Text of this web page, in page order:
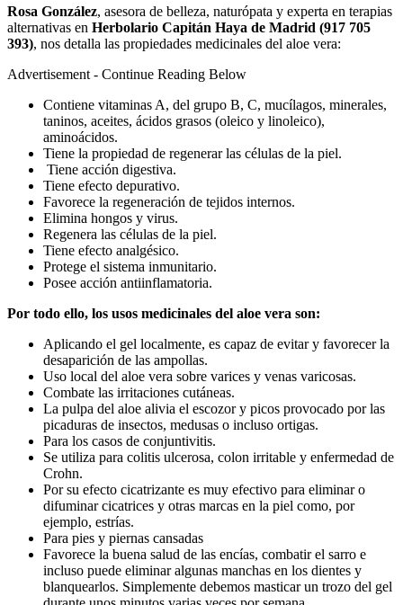
Rosa González, asesora de belleza, naturópata y experta en terapias
alternativas en Herbolario Capitán Haya de Madrid (917 705
393), nos detalla las propiedades medicinales del aloe vera:
Advertisement - Continue Reading Below
Contiene vitaminas A, del grupo B, C, mucílagos, minerales,
taninos, aceites, ácidos grasos (oleico y linoleico),
aminoácidos.
Tiene la propiedad de regenerar las células de la piel.
Tiene acción digestiva.
Tiene efecto depurativo.
Favorece la regeneración de tejidos internos.
Elimina hongos y virus.
Regenera las células de la piel.
Tiene efecto analgésico.
Protege el sistema inmunitario.
Posee acción antiinflamatoria.
Por todo ello, los usos medicinales del aloe vera son:
Aplicando el gel localmente, es capaz de evitar y favorecer la
desaparición de las ampollas.
Uso local del aloe vera sobre varices y venas varicosas.
Combate las irritaciones cutáneas.
La pulpa del aloe alivia el escozor y picos provocado por las
picaduras de insectos, medusas o incluso ortigas.
Para los casos de conjuntivitis.
Se utiliza para colitis ulcerosa, colon irritable y enfermedad de
Crohn.
Por su efecto cicatrizante es muy efectivo para eliminar o
difuminar cicatrices y otras marcas en la piel como, por
ejemplo, estrías.
Para pies y piernas cansadas
Favorece la buena salud de las encías, combatir el sarro e
incluso puede eliminar algunas manchas en los dientes y
blanquearlos. Simplemente debemos masticar un trozo del gel